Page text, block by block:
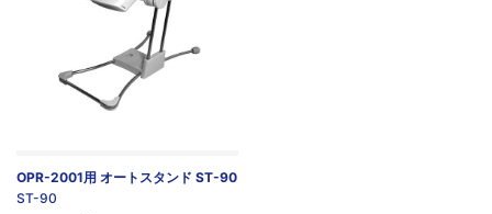
OPR-2001用 オートスタンド ST-90
ST-90